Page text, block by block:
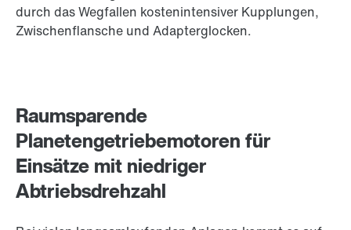
Raumsparende
Planetengetriebemotoren für
Einsätze mit niedriger
Abtriebsdrehzahl
durch das Wegfallen kostenintensiver Kupplungen,
Zwischenflansche und Adapterglocken.